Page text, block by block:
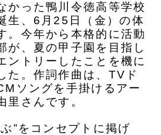
かった鴨川令徳高等学校
生、6月25日（金）の体
。今年から本格的に活動
が、夏の甲子園を目指し
ントリーしたことを機に
た。作詞作曲は、TVド
ソングを手掛けるアー
里さんです。
”をコンセプトに掲げ